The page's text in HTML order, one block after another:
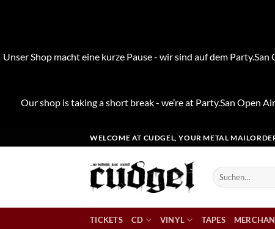
Unser Shop macht eine kurze Pause - wir sind auf dem
Our shop is taking a short break - we’re at Party.San Open
Inhalt
WELCOME AT CUDGEL, YOUR METAL
Suchen
nach:
TICKETS CD VINYL TAPES